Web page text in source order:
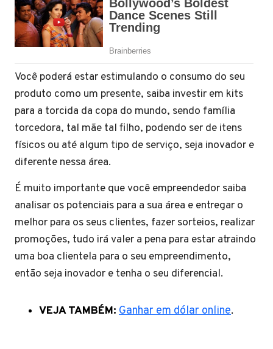
Você poderá estar estimulando o consumo do seu
produto como um presente, saiba investir em kits
para a torcida da copa do mundo, sendo família
torcedora, tal mãe tal filho, podendo ser de itens
físicos ou até algum tipo de serviço, seja inovador e
diferente nessa área.
É muito importante que você empreendedor saiba
analisar os potenciais para a sua área e entregar o
melhor para os seus clientes, fazer sorteios, realizar
promoções, tudo irá valer a pena para estar atraindo
uma boa clientela para o seu empreendimento,
então seja inovador e tenha o seu diferencial.
VEJA TAMBÉM: Ganhar em dólar online.